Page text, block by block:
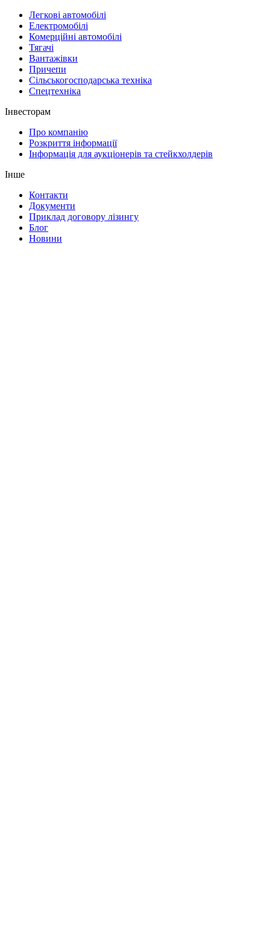
Легкові автомобілі
Електромобілі
Комерційні автомобілі
Тягачі
Вантажівки
Причепи
Сільськогосподарська техніка
Спецтехніка
Інвесторам
Про компанію
Розкриття інформації
Інформація для аукціонерів та стейкхолдерів
Інше
Контакти
Документи
Приклад договору лізингу
Блог
Новини